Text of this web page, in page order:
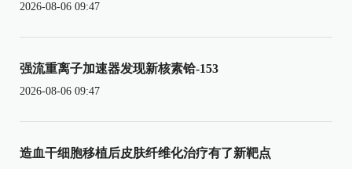
2026-08-06 09:47
强流重离子加速器发现新核素铪-153
2026-08-06 09:47
造血干细胞移植后皮肤纤维化治疗有了新靶点